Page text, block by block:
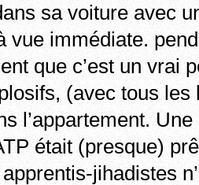
sa voiture avec
vue immédiate.
que c’est un vrai
(avec tous
l’appartement.
était (presque)
jihadistes